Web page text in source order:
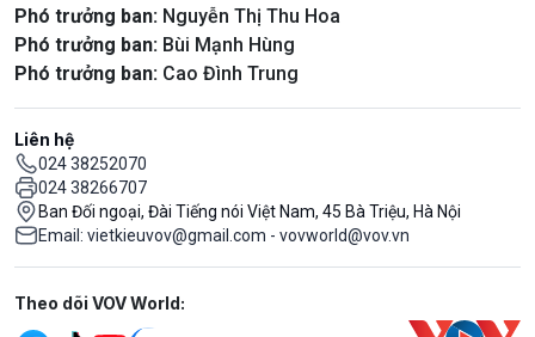
Phó trưởng ban: Nguyễn Thị Thu Hoa
Phó trưởng ban: Bùi Mạnh Hùng
Phó trưởng ban: Cao Đình Trung
Liên hệ
024 38252070
024 38266707
Ban Đối ngoại, Đài Tiếng nói Việt Nam, 45 Bà Triệu, Hà Nội
Email: vietkieuvov@gmail.com - vovworld@vov.vn
Mạng xã hội
Theo dõi VOV World: